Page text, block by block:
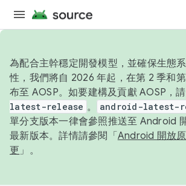
為配合主幹穩定開發模型，並確保生態
性，我們將自 2026 年起，在第 2 季和
布至 AOSP。如要建構及貢獻 AOSP，
latest-release 。 android-latest-
單分支版本一律會參照推送至 Android
最新版本。詳情請參閱「 Android 開放
更 」。